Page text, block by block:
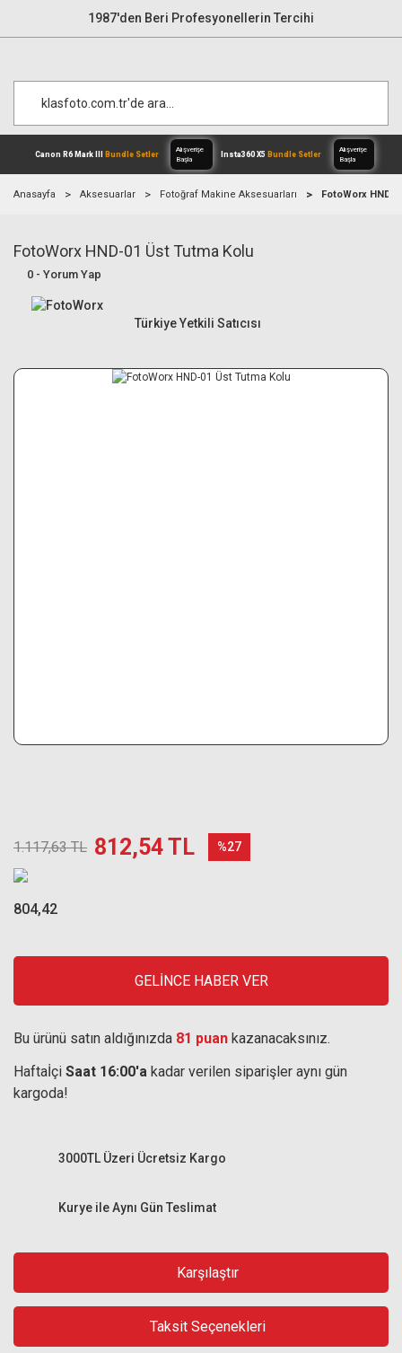
1987'den Beri Profesyonellerin Tercihi
Canon R6 Mark III Bundle Setler
Anasayfa Aksesuarlar Fotoğraf Makine Aksesuarları FotoWorx HND-
FotoWorx HND-01 Üst Tutma Kolu
0 - Yorum Yap
Türkiye Yetkili Satıcısı
1.117,63 TL 812,54 TL %27
804,42
GELİNCE HABER VER
Bu ürünü satın aldığınızda 81 puan kazanacaksınız.
Haftaİçi Saat 16:00'a kadar verilen siparişler aynı gün
kargoda!
Kurye ile Aynı Gün Teslimat
3000TL Üzeri Ücretsiz Kargo
Karşılaştır
Taksit Seçenekleri